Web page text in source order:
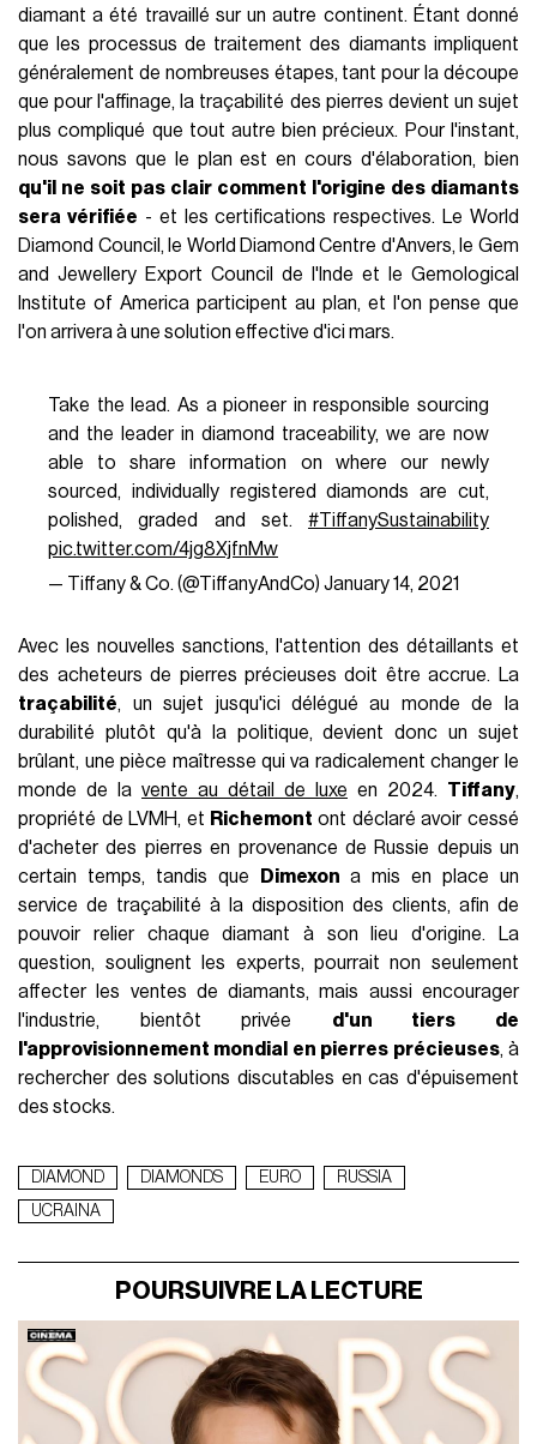
diamant a été travaillé sur un autre continent. Étant donné
que les processus de traitement des diamants impliquent
généralement de nombreuses étapes, tant pour la découpe
que pour l'affinage, la traçabilité des pierres devient un sujet
plus compliqué que tout autre bien précieux. Pour l'instant,
nous savons que le plan est en cours d'élaboration, bien
qu'il ne soit pas clair comment l'origine des diamants
sera vérifiée - et les certifications respectives. Le World
Diamond Council, le World Diamond Centre d'Anvers, le Gem
and Jewellery Export Council de l'Inde et le Gemological
Institute of America participent au plan, et l'on pense que
l'on arrivera à une solution effective d'ici mars.
Take the lead. As a pioneer in responsible sourcing
and the leader in diamond traceability, we are now
able to share information on where our newly
sourced, individually registered diamonds are cut,
polished, graded and set.#TiffanySustainability
pic.twitter.com/4jg8XjfnMw
— Tiffany & Co. (@TiffanyAndCo) January 14, 2021
Avec les nouvelles sanctions, l'attention des détaillants et
des acheteurs de pierres précieuses doit être accrue. La
traçabilité, un sujet jusqu'ici délégué au monde de la
durabilité plutôt qu'à la politique, devient donc un sujet
brûlant, une pièce maîtresse qui va radicalement changer le
monde de lavente au détail de luxe en 2024. Tiffany,
propriété de LVMH, et Richemont ont déclaré avoir cessé
d'acheter des pierres en provenance de Russie depuis un
certain temps, tandis que
Dimexon a mis en place un
service de traçabilité à la disposition des clients, afin de
pouvoir relier chaque diamant à son lieu d'origine. La
question, soulignent les experts, pourrait non seulement
affecter les ventes de diamants, mais aussi encourager
l'industrie, bientôt privée d'un tiers de
l'approvisionnement mondial en pierres précieuses, à
rechercher des solutions discutables en cas d'épuisement
des stocks.
DIAMOND DIAMONDS EURO
RUSSIA
UCRAINA
POURSUIVRE LA LECTURE